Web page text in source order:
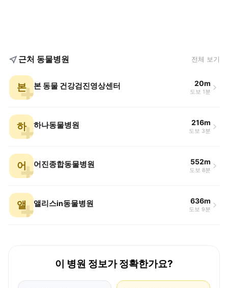
근처 동물병원 전체 보기
본 본 동물 건강검진영상센터 20m
도보 1분
하 하나동물병원 216m
도보 3분
어 어진종합동물병원 552m
도보 8분
앨 앨리스in동물병원 636m
도보 9분
이 병원 정보가 정확한가요?